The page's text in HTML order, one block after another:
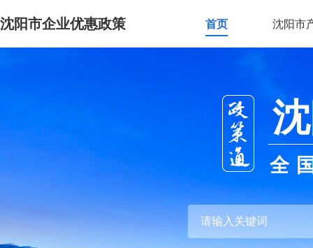
沈阳市企业优惠政策 首页 沈阳市
全